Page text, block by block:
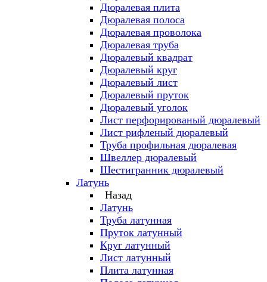
Дюралевая плита
Дюралевая полоса
Дюралевая проволока
Дюралевая труба
Дюралевый квадрат
Дюралевый круг
Дюралевый лист
Дюралевый пруток
Дюралевый уголок
Лист перфорированый дюралевый
Лист рифленый дюралевый
Труба профильная дюралевая
Швеллер дюралевый
Шестигранник дюралевый
Латунь
Назад
Латунь
Труба латунная
Пруток латунный
Круг латунный
Лист латунный
Плита латунная